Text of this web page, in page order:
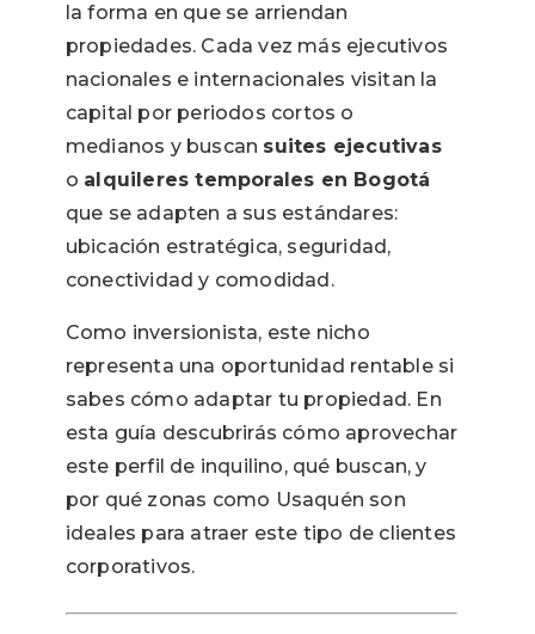
la forma en que se arriendan
propiedades. Cada vez más ejecutivos
nacionales e internacionales visitan la
capital por periodos cortos o
medianos y buscan suites ejecutivas
o alquileres temporales en Bogotá
que se adapten a sus estándares:
ubicación estratégica, seguridad,
conectividad y comodidad.
Como inversionista, este nicho
representa una oportunidad rentable si
sabes cómo adaptar tu propiedad. En
esta guía descubrirás cómo aprovechar
este perfil de inquilino, qué buscan, y
por qué zonas como Usaquén son
ideales para atraer este tipo de clientes
corporativos.